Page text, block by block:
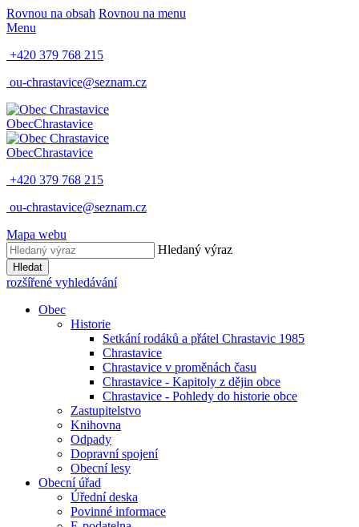
Rovnou na obsah Rovnou na menu
Menu
+420 379 768 215
ou-chrastavice@seznam.cz
ObecChrastavice
ObecChrastavice
+420 379 768 215
ou-chrastavice@seznam.cz
Mapa webu
Hledaný výraz
Hledat
rozšířené vyhledávání
Obec
Historie
Setkání rodáků a přátel Chrastavic 1985
Chrastavice
Chrastavice v proměnách času
Chrastavice - Kapitoly z dějin obce
Chrastavice - Pohledy do historie obce
Zastupitelstvo
Knihovna
Odpady
Dopravní spojení
Obecní lesy
Obecní úřad
Úřední deska
Povinné informace